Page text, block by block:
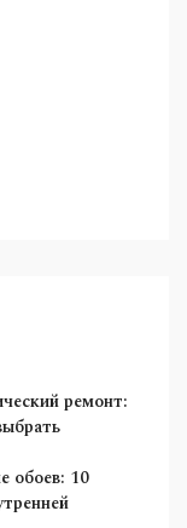
ремонт:
обоев: 10